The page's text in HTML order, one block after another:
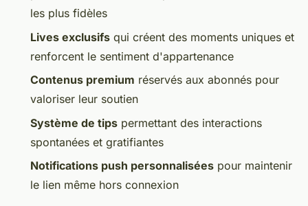
les plus fidèles
Lives exclusifs qui créent des moments uniques et
renforcent le sentiment d'appartenance
Contenus premium réservés aux abonnés pour
valoriser leur soutien
Système de tips permettant des interactions
spontanées et gratifiantes
Notifications push personnalisées pour maintenir
le lien même hors connexion